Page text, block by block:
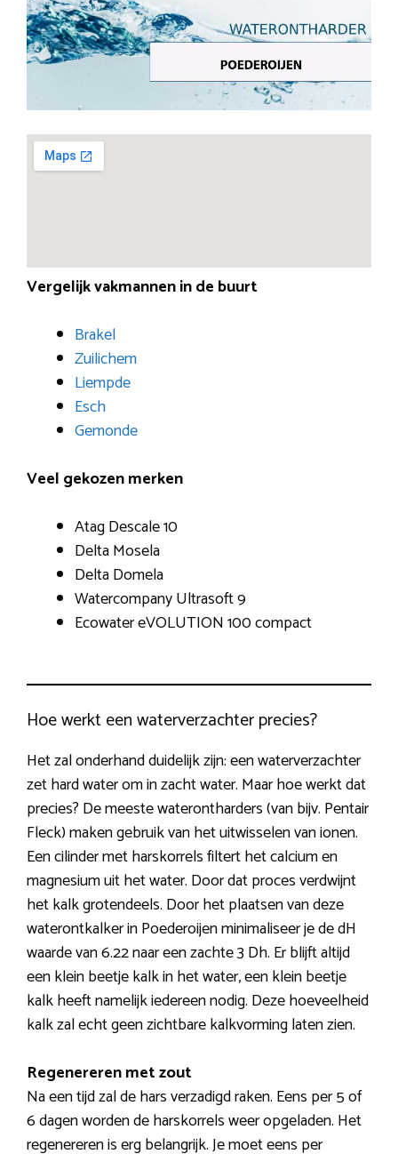
Vergelijk vakmannen in de buurt
Brakel
Zuilichem
Liempde
Esch
Gemonde
Veel gekozen merken
Atag Descale 10
Delta Mosela
Delta Domela
Watercompany Ultrasoft 9
Ecowater eVOLUTION 100 compact
Hoe werkt een waterverzachter precies?
Het zal onderhand duidelijk zijn: een waterverzachter
zet hard water om in zacht water. Maar hoe werkt dat
precies? De meeste waterontharders (van bijv. Pentair
Fleck) maken gebruik van het uitwisselen van ionen.
Een cilinder met harskorrels filtert het calcium en
magnesium uit het water. Door dat proces verdwijnt
het kalk grotendeels. Door het plaatsen van deze
waterontkalker in Poederoijen minimaliseer je de dH
waarde van 6.22 naar een zachte 3 Dh. Er blijft altijd
een klein beetje kalk in het water, een klein beetje
kalk heeft namelijk iedereen nodig. Deze hoeveelheid
kalk zal echt geen zichtbare kalkvorming laten zien.
Regenereren met zout
Na een tijd zal de hars verzadigd raken. Eens per 5 of
6 dagen worden de harskorrels weer opgeladen. Het
regenereren is erg belangrijk. Je moet eens per